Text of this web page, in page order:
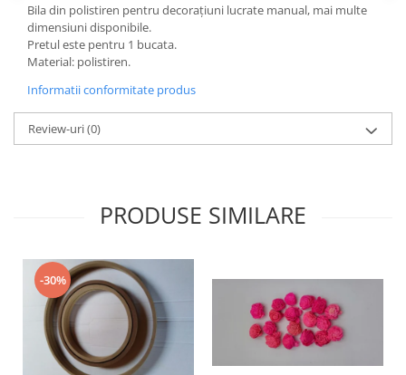
Bila din polistiren pentru decorațiuni lucrate manual, mai multe
dimensiuni disponibile.
Pretul este pentru 1 bucata.
Material: polistiren.
Informatii conformitate produs
Review-uri(0)
PRODUSE SIMILARE
-30%